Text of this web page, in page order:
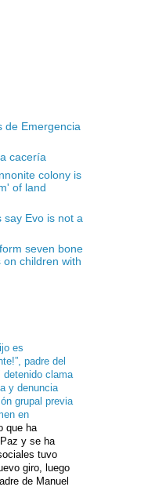
de Emergencia
cacería
colony is
of land
Evo is not a
seven bone
children with
es
padre del
detenido clama
y denuncia
grupal previa
en
que ha
y se ha
tuvo
giro, luego
de Manuel